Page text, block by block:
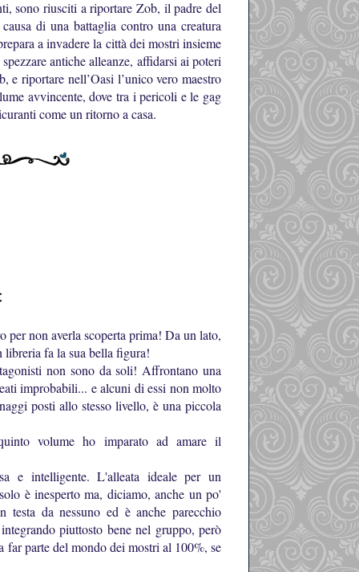
sono riusciti a riportare Zob, il padre del
di una battaglia contro una creatura
a invadere la città dei mostri insieme
antiche alleanze, affidarsi ai poteri
e riportare nell’Oasi l’unico vero maestro
avvincente, dove tra i pericoli e le gag
come un ritorno a casa.
per non averla scoperta prima! Da un lato,
libreria fa la sua bella figura!
non sono da soli! Affrontano una
improbabili... e alcuni di essi non molto
posti allo stesso livello, è una piccola
volume ho imparato ad amare il
e intelligente. L'alleata ideale per un
è inesperto ma, diciamo, anche un po'
da nessuno ed è anche parecchio
piuttosto bene nel gruppo, però
far parte del mondo dei mostri al 100%, se